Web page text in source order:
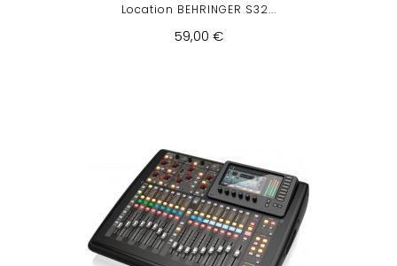
Location BEHRINGER S32...
59,00 €